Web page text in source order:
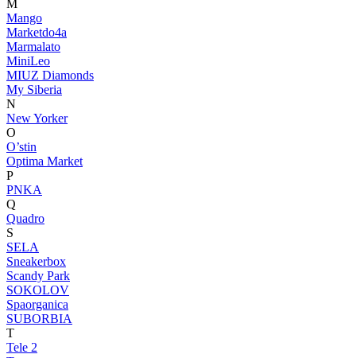
M
Mango
Marketdo4a
Marmalato
MiniLeo
MIUZ Diamonds
My Siberia
N
New Yorker
O
O’stin
Optima Market
P
PNKA
Q
Quadro
S
SELA
Sneakerbox
Sсandy Park
SOKOLOV
Spaorganica
SUBORBIA
T
Tele 2